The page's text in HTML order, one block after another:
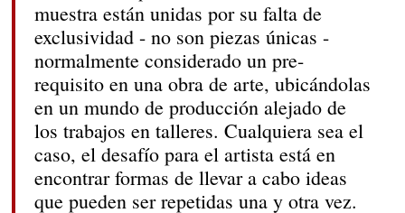
muestra están unidas por su falta de
exclusividad - no son piezas únicas -
normalmente considerado un pre-
requisito en una obra de arte, ubicándolas
en un mundo de producción alejado de
los trabajos en talleres. Cualquiera sea el
caso, el desafío para el artista está en
encontrar formas de llevar a cabo ideas
que pueden ser repetidas una y otra vez.